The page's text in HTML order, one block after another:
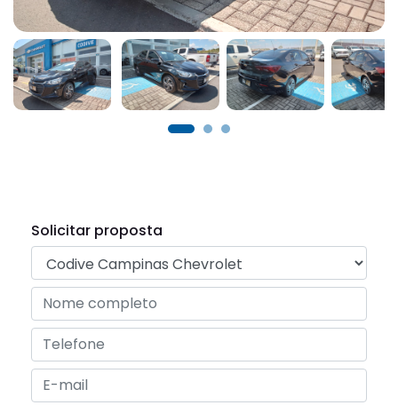
Solicitar proposta